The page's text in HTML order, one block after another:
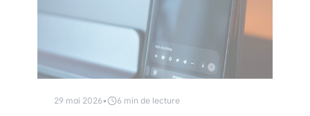
29 mai 2026• 6 min de lecture